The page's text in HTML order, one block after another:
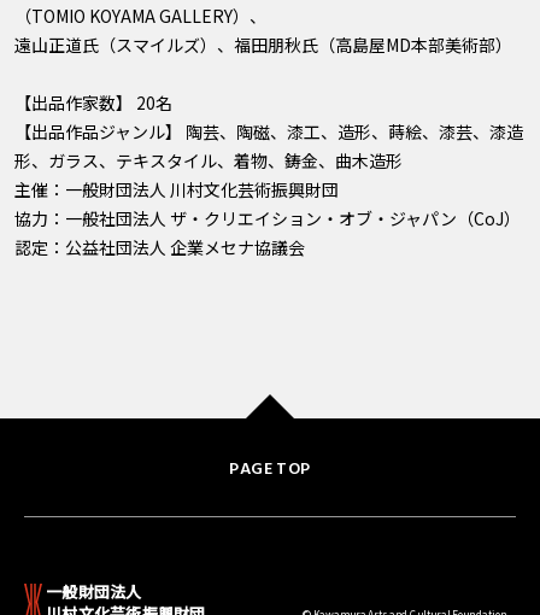
（TOMIO KOYAMA GALLERY）、
遠山正道氏（スマイルズ）、福田朋秋氏（高島屋MD本部美術部）
【出品作家数】 20名
【出品作品ジャンル】 陶芸、陶磁、漆工、造形、蒔絵、漆芸、漆造
形、ガラス、テキスタイル、着物、鋳金、曲木造形
主催：一般財団法人 川村文化芸術振興財団
協力：一般社団法人 ザ・クリエイション・オブ・ジャパン（CoJ）
認定：公益社団法人 企業メセナ協議会
PAGE TOP
一般財団法人